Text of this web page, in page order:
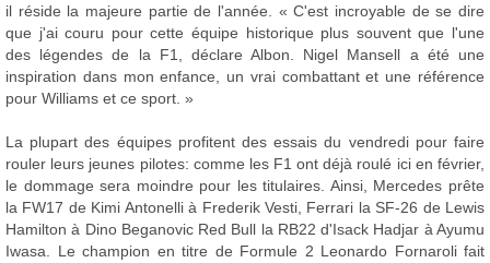
il réside la majeure partie de l'année. « C'est incroyable de se dire
que j'ai couru pour cette équipe historique plus souvent que l'une
des légendes de la F1, déclare Albon. Nigel Mansell a été une
inspiration dans mon enfance, un vrai combattant et une référence
pour Williams et ce sport. »
La plupart des équipes profitent des essais du vendredi pour faire
rouler leurs jeunes pilotes: comme les F1 ont déjà roulé ici en février,
le dommage sera moindre pour les titulaires. Ainsi, Mercedes prête
la FW17 de Kimi Antonelli à Frederik Vesti, Ferrari la SF-26 de Lewis
Hamilton à Dino Beganovic Red Bull la RB22 d'Isack Hadjar à Ayumu
Iwasa. Le champion en titre de Formule 2 Leonardo Fornaroli fait